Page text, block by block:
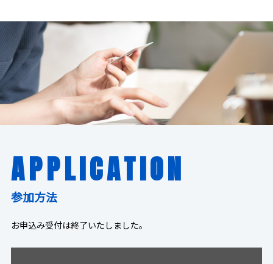
APPLICATION
参加方法
お申込み受付は終了いたしました。